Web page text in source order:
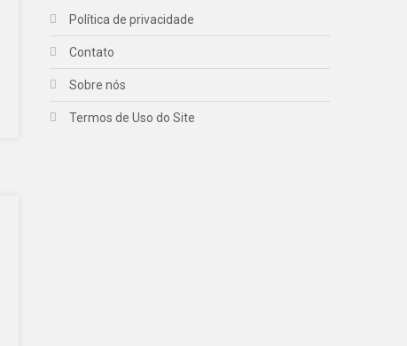
Política de privacidade
Contato
Sobre nós
Termos de Uso do Site